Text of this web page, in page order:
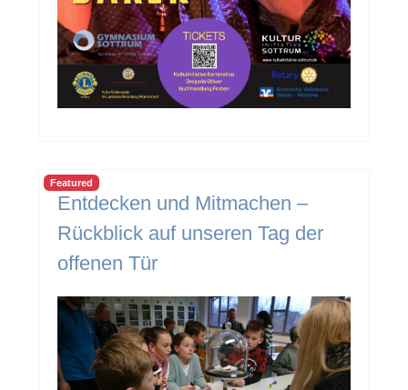
Featured
Entdecken und Mitmachen –
Rückblick auf unseren Tag der
offenen Tür